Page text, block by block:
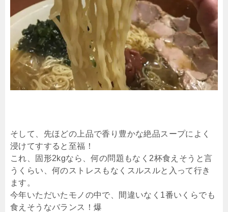
そして、先ほどの上品で香り豊かな絶品スープによく
浸けてすすると至福！
これ、固形2kgなら、何の問題もなく2杯食えそうと言
うくらい、何のストレスもなくスルスルと入って行き
ます。
今年いただいたモノの中で、間違いなく1番いくらでも
食えそうなバランス！爆